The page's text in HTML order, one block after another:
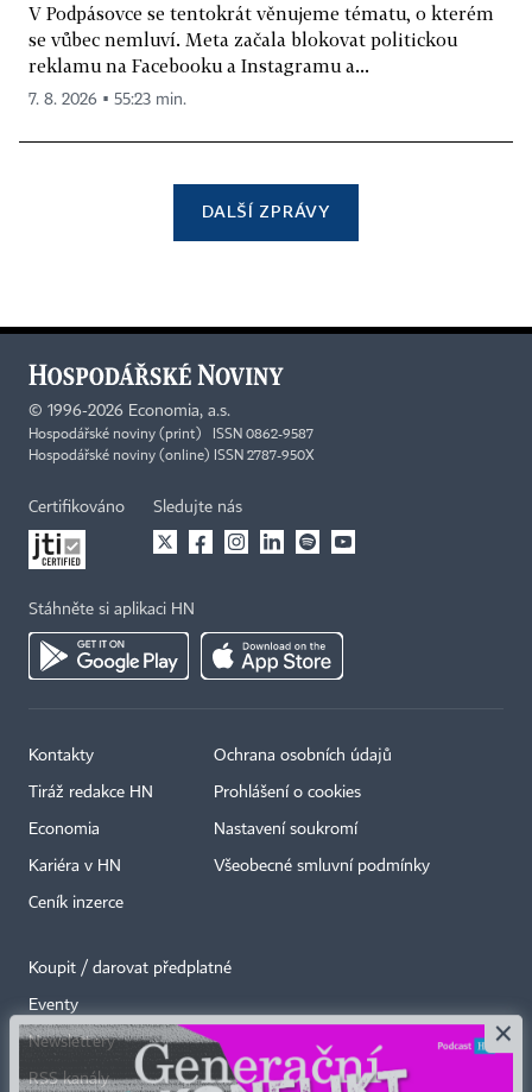
V Podpásovce se tentokrát věnujeme tématu, o kterém
se vůbec nemluví. Meta začala blokovat politickou
reklamu na Facebooku a Instagramu a...
7. 8. 2026 ▪ 55:23 min.
DALŠÍ ZPRÁVY
© 1996-2026 Economia, a.s.
Hospodářské noviny (print) ISSN 0862-9587
Hospodářské noviny (online) ISSN 2787-950X
Certifikováno Sledujte nás
Stáhněte si aplikaci HN
Kontakty
Tiráž redakce HN
Economia
Kariéra v HN
Ceník inzerce
Ochrana osobních údajů
Prohlášení o cookies
Nastavení soukromí
Všeobecné smluvní podmínky
Koupit / darovat předplatné
Eventy
Newslettery
RSS kanály
×